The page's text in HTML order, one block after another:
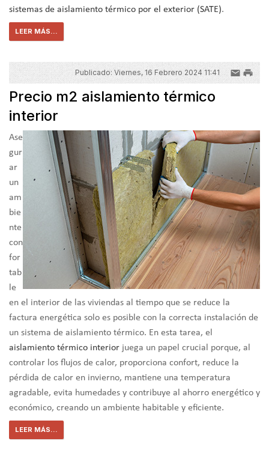
sistemas de aislamiento térmico por el exterior (SATE).
LEER MÁS...
Publicado: Viernes, 16 Febrero 2024 11:41
Precio m2 aislamiento térmico
interior
Ase
gur
ar
un
am
bie
nte
con
for
tab
le
en el interior de las viviendas al tiempo que se reduce la
factura energética solo es posible con la correcta instalación de
un sistema de aislamiento térmico. En esta tarea, el
aislamiento térmico interior juega un papel crucial porque, al
controlar los flujos de calor, proporciona confort, reduce la
pérdida de calor en invierno, mantiene una temperatura
agradable, evita humedades y contribuye al ahorro energético y
económico, creando un ambiente habitable y eficiente.
LEER MÁS...